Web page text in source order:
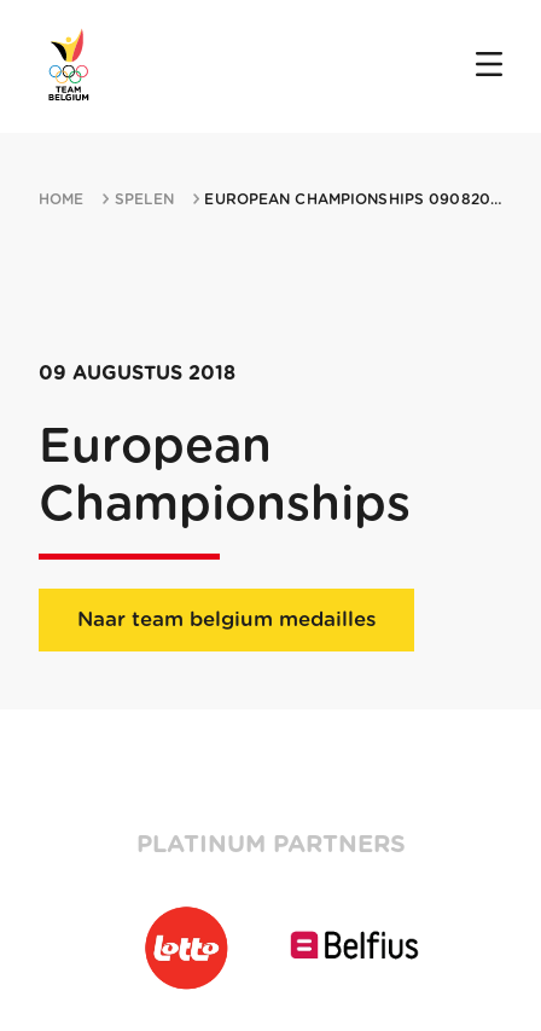
HOME SPELEN EUROPEAN CHAMPIONSHIPS 09082018 GLASGOW
09 AUGUSTUS 2018
European
Championships
Naar team belgium medailles
PLATINUM PARTNERS